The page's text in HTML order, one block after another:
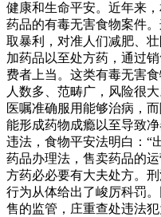
健康和生命平安。近年来
药品的有毒无害食物案件
取暴利，对准人们减肥、
加药品以至处方药，通过
费者上当。这类有毒无害
人数多、范畴广，风险很
医嘱准确服用能够治病，
能形成药物成瘾以至导致
违法，食物平安法明白：“
药品办理法，售卖药品的
方药必必要有大夫处方。
行为从体给出了峻厉科罚
售的监管，庄重查处违法